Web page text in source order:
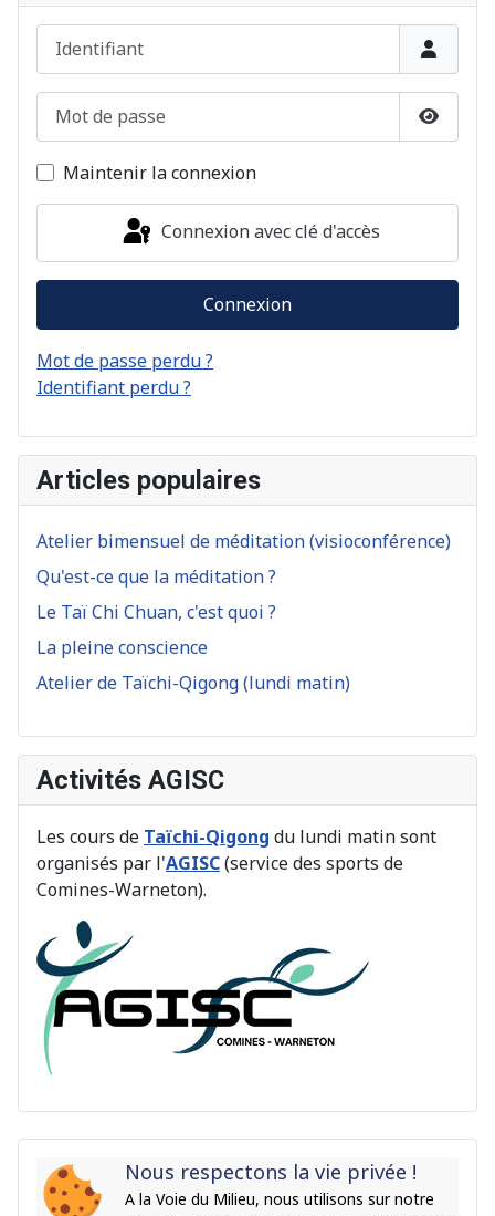
Identifiant
Mot de passe
Maintenir la connexion
Connexion avec clé d'accès
Connexion
Mot de passe perdu ?
Identifiant perdu ?
Articles populaires
Atelier bimensuel de méditation (visioconférence)
Qu'est-ce que la méditation ?
Le Taï Chi Chuan, c'est quoi ?
La pleine conscience
Atelier de Taïchi-Qigong (lundi matin)
Activités AGISC
Les cours de Taïchi-Qigong du lundi matin sont
organisés par l'AGISC(service des sports de
Comines-Warneton).
Nous respectons la vie privée !
A la Voie du Milieu, nous utilisons sur notre